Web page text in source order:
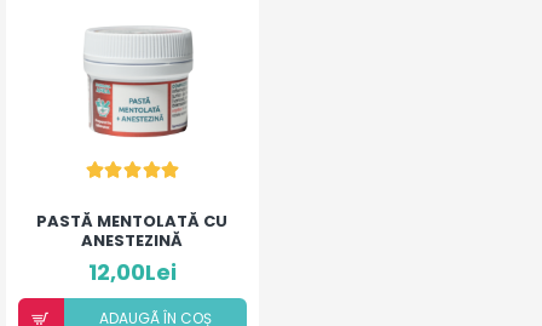
PASTĂ MENTOLATĂ CU
ANESTEZINĂ
12,00Lei
ADAUGÃ ÎN COȘ